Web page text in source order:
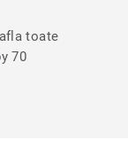
toate
70